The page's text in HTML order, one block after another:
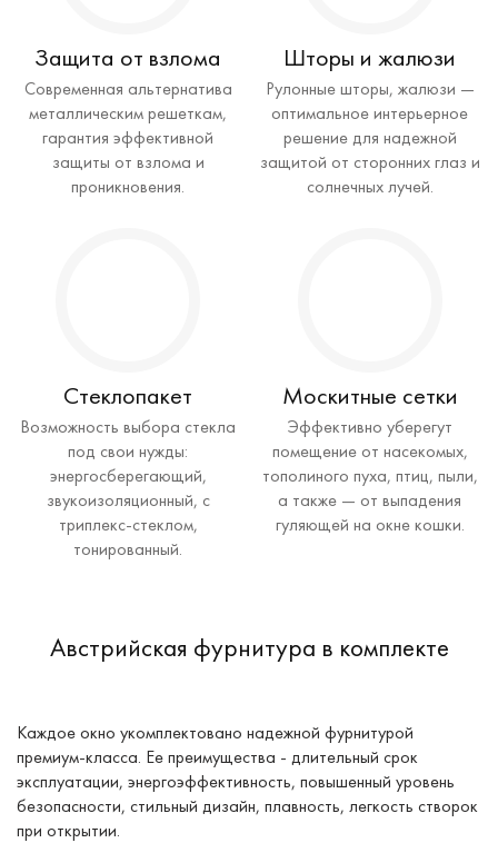
Защита от взлома
Современная альтернатива
металлическим решеткам,
гарантия эффективной
защиты от взлома и
проникновения.
Шторы и жалюзи
Рулонные шторы, жалюзи —
оптимальное интерьерное
решение для надежной
защитой от сторонних глаз и
солнечных лучей.
Стеклопакет
Возможность выбора стекла
под свои нужды:
энергосберегающий,
звукоизоляционный, с
триплекс-стеклом,
тонированный.
Москитные сетки
Эффективно уберегут
помещение от насекомых,
тополиного пуха, птиц, пыли,
а также — от выпадения
гуляющей на окне кошки.
Австрийская фурнитура в комплекте
Каждое окно укомплектовано надежной фурнитурой
премиум-класса. Ее преимущества - длительный срок
эксплуатации, энергоэффективность, повышенный уровень
безопасности, стильный дизайн, плавность, легкость створок
при открытии.